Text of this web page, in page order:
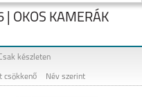
| OKOS KAMERÁK
készleten
csökkenő Név szerint